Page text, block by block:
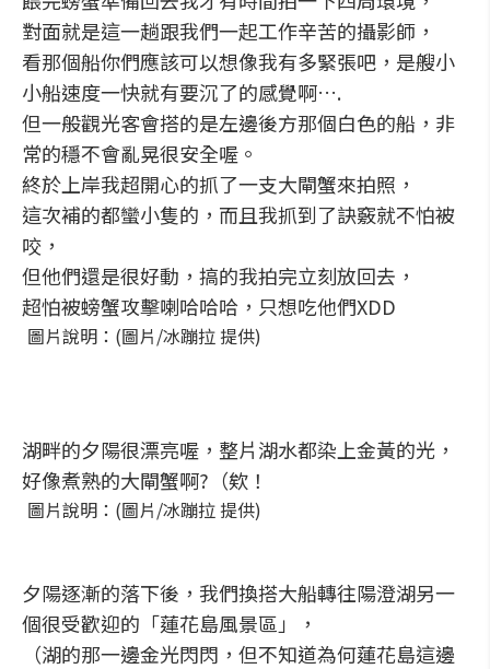
對面就是這一趟跟我們一起工作辛苦的攝影師，
看那個船你們應該可以想像我有多緊張吧，是艘小
小船速度一快就有要沉了的感覺啊….
但一般觀光客會搭的是左邊後方那個白色的船，非
常的穩不會亂晃很安全喔。
終於上岸我超開心的抓了一支大閘蟹來拍照，
這次補的都蠻小隻的，而且我抓到了訣竅就不怕被
咬，
但他們還是很好動，搞的我拍完立刻放回去，
超怕被螃蟹攻擊喇哈哈哈，只想吃他們XDD
圖片說明：(圖片/冰蹦拉 提供)
湖畔的夕陽很漂亮喔，整片湖水都染上金黃的光，
好像煮熟的大閘蟹啊?（欸！
圖片說明：(圖片/冰蹦拉 提供)
夕陽逐漸的落下後，我們換搭大船轉往陽澄湖另一
個很受歡迎的「蓮花島風景區」，
（湖的那一邊金光閃閃，但不知道為何蓮花島這邊